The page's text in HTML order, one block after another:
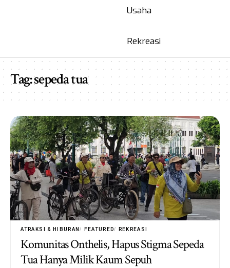
Usaha
Rekreasi
Tag:sepeda tua
ATRAKSI & HIBURAN FEATURED REKREASI
Komunitas Onthelis, Hapus Stigma Sepeda
Tua Hanya Milik Kaum Sepuh